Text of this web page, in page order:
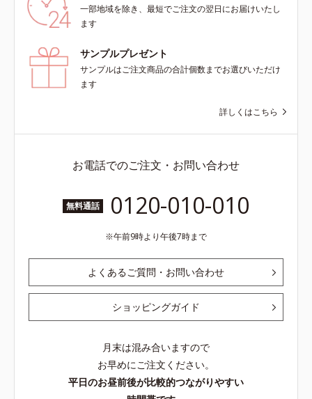
一部地域を除き、最短でご注文の翌日にお届けいたし
ます
サンプルプレゼント
サンプルはご注文商品の合計個数までお選びいただけ
ます
詳しくはこちら
お電話でのご注文・お問い合わせ
無料通話 0120-010-010
午前9時より午後7時まで
よくあるご質問・お問い合わせ
ショッピングガイド
月末は混み合いますので
お早めにご注文ください。
平日のお昼前後が比較的つながりやすい